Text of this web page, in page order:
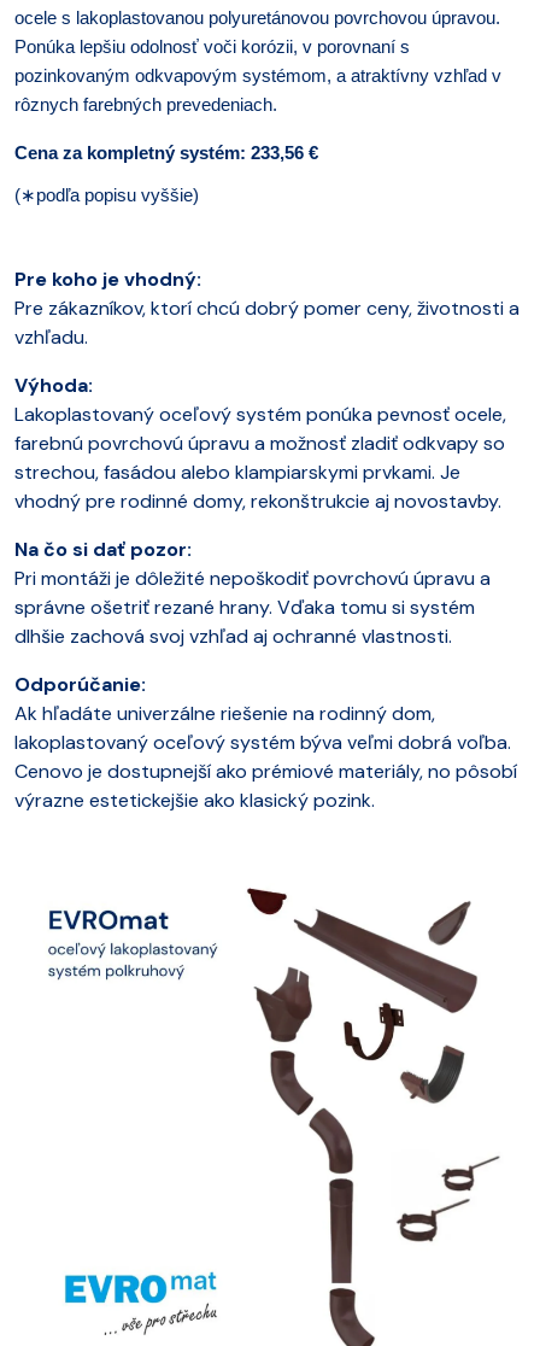
ocele s lakoplastovanou polyuretánovou povrchovou úpravou.
Ponúka lepšiu odolnosť voči korózii, v porovnaní s
pozinkovaným odkvapovým systémom, a atraktívny vzhľad v
rôznych farebných prevedeniach.
Cena za kompletný systém: 233,56 €
(∗podľa popisu vyššie)
Pre koho je vhodný:
Pre zákazníkov, ktorí chcú dobrý pomer ceny, životnosti a
vzhľadu.
Výhoda:
Lakoplastovaný oceľový systém ponúka pevnosť ocele,
farebnú povrchovú úpravu a možnosť zladiť odkvapy so
strechou, fasádou alebo klampiarskymi prvkami. Je
vhodný pre rodinné domy, rekonštrukcie aj novostavby.
Na čo si dať pozor:
Pri montáži je dôležité nepoškodiť povrchovú úpravu a
správne ošetriť rezané hrany. Vďaka tomu si systém
dlhšie zachová svoj vzhľad aj ochranné vlastnosti.
Odporúčanie:
Ak hľadáte univerzálne riešenie na rodinný dom,
lakoplastovaný oceľový systém býva veľmi dobrá voľba.
Cenovo je dostupnejší ako prémiové materiály, no pôsobí
výrazne estetickejšie ako klasický pozink.